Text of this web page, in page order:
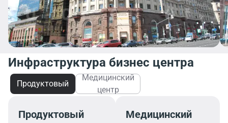
Инфраструктура бизнес центра
Продуктовый
Медицинский
центр
Продуктовый
Медицинский